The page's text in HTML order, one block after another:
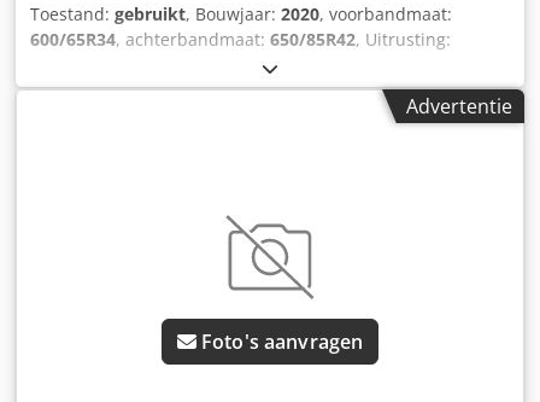
Toestand: gebruikt, Bouwjaar: 2020, voorbandmaat:
600/65R34, achterbandmaat: 650/85R42, Uitrusting:
, VarioGuide RTK NovAtel Vario-terminal 10,4
inch Dsdpjt U Auwjfx Acyeck
Advertentie
Foto's aanvragen